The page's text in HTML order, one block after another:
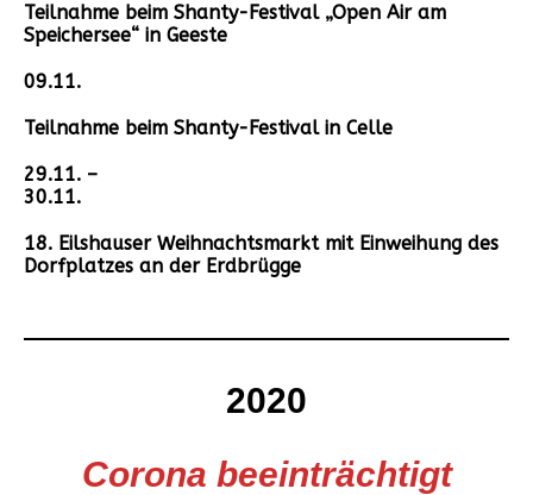
Teilnahme beim Shanty-Festival „Open Air am
Speichersee“ in Geeste
09.11.
Teilnahme beim Shanty-Festival in Celle
29.11. –
30.11.
18. Eilshauser Weihnachtsmarkt mit Einweihung des
Dorfplatzes an der Erdbrügge
2020
Corona beeinträchtigt